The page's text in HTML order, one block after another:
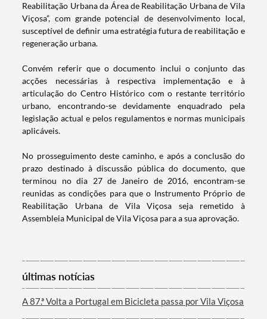
Termo de Pesquisa
Filtros
Reabilitação Urbana da Área de Reabilitação Urbana de Vila
Viçosa”, com grande potencial de desenvolvimento local,
susceptível de definir uma estratégia futura de reabilitação e
regeneração urbana.
Convém referir que o documento inclui o conjunto das
acções necessárias à respectiva implementação e à
articulação do Centro Histórico com o restante território
urbano, encontrando-se devidamente enquadrado pela
legislação actual e pelos regulamentos e normas municipais
aplicáveis.
No prosseguimento deste caminho, e após a conclusão do
prazo destinado à discussão pública do documento, que
terminou no dia 27 de Janeiro de 2016, encontram-se
reunidas as condições para que o Instrumento Próprio de
Reabilitação Urbana de Vila Viçosa seja remetido à
Assembleia Municipal de Vila Viçosa para a sua aprovação.
últimas notícias
A 87.ª Volta a Portugal em Bicicleta passa por Vila Viçosa